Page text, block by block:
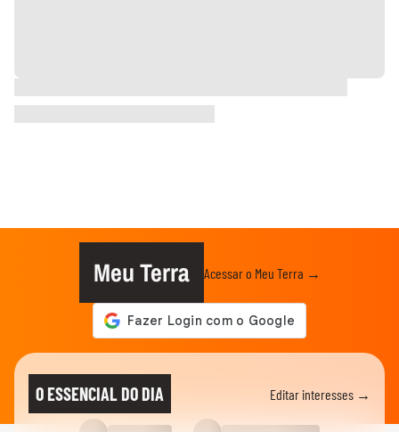
Meu Terra Acessar o Meu Terra →
O ESSENCIAL DO DIA Editar interesses →